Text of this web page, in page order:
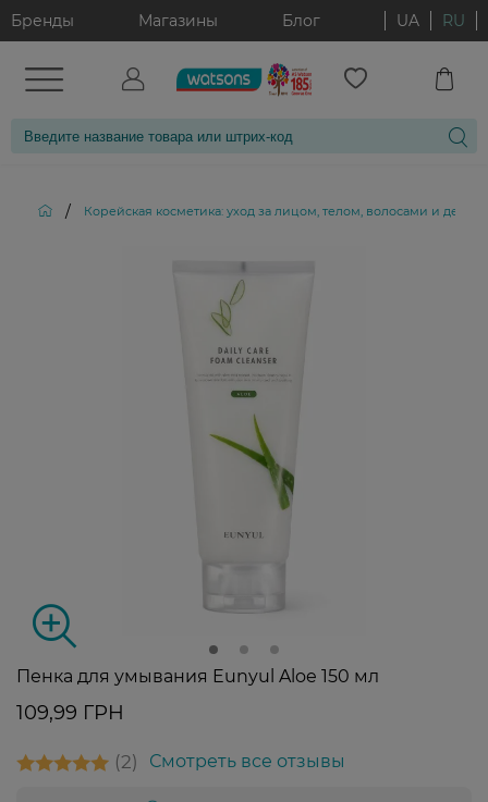
Бренды Магазины Блог UA RU
/ Корейская косметика: уход за лицом, телом, волосами и
Пенка для умывания Eunyul Aloe 150 мл
109,99 ГРН
2 Смотреть все отзывы